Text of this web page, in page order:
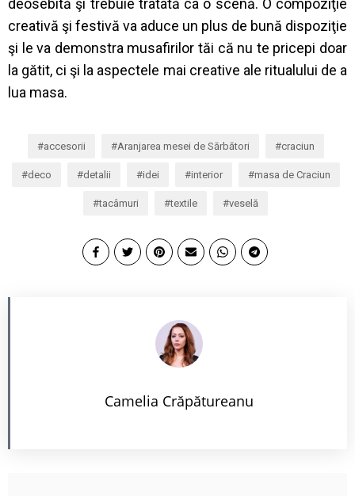
deosebită şi trebuie tratată ca o scenă. O compoziţie
creativă şi festivă va aduce un plus de bună dispoziţie
şi le va demonstra musafirilor tăi că nu te pricepi doar
la gătit, ci şi la aspectele mai creative ale ritualului de a
lua masa.
accesorii Aranjarea mesei de Sărbători craciun
deco detalii idei interior masa de Craciun
tacâmuri textile veselă
Camelia Crăpătureanu